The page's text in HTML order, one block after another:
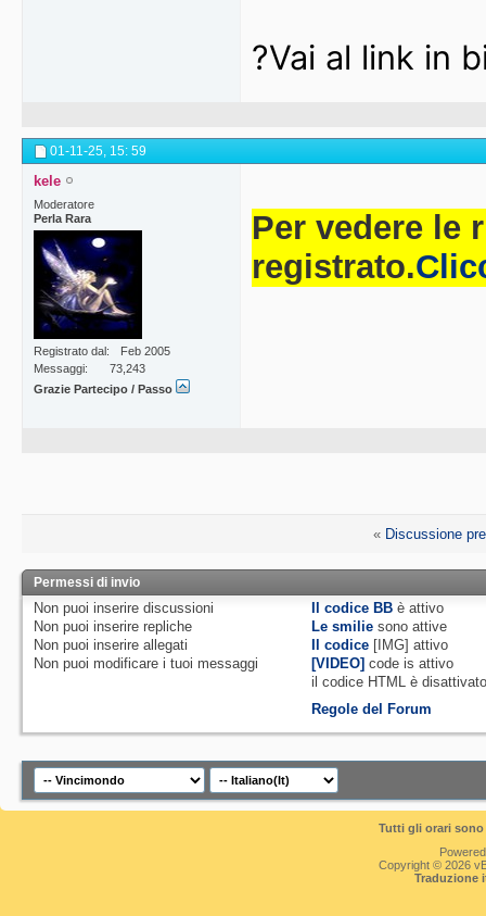
?Vai al link in
01-11-25, 15: 59
kele
Moderatore
Perla Rara
Registrato dal
Feb 2005
Messaggi
73,243
Grazie Partecipo / Passo
Per vedere le
registrato.
« Discussione
Permessi di invio
Non puoi inserire discussioni
Non puoi inserire repliche
Non puoi inserire allegati
Non puoi modificare i tuoi messaggi
Il codice BB èattivo
Le smilie sono attive
Il codice [IMG]attivo
[VIDEO] code isattivo
il codice HTML è
Regole del Forum
Tutti gli orari
Copyright © 2026
Traduzione